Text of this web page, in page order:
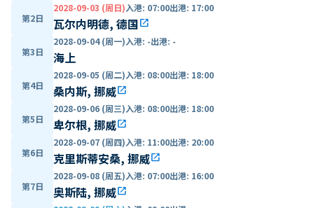
第2日
2028-09-03 (周日)入港: 07:00出港: 17:00
瓦尔内明德, 德国open_in_new
第3日
2028-09-04 (周一)入港: -出港: -
海上
第4日
2028-09-05 (周二)入港: 08:00出港: 18:00
桑内斯, 挪威open_in_new
第5日
2028-09-06 (周三)入港: 08:00出港: 18:00
卑尔根, 挪威open_in_new
第6日
2028-09-07 (周四)入港: 11:00出港: 20:00
克里斯蒂安桑, 挪威open_in_new
第7日
2028-09-08 (周五)入港: 07:00出港: 16:00
奥斯陆, 挪威open_in_new